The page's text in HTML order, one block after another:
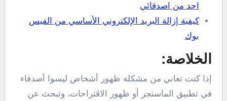
احد من اصدقائي
كيفية إزالة البريد الإلكتروني الأساسي من الفيس
بوك
الخلاصة:
إذا كنت تعاني من مشكلة ظهور أشخاص ليسوا أصدقاء
في تطبيق الماسنجر أو ظهور الاقتراحات، وتبحث عن